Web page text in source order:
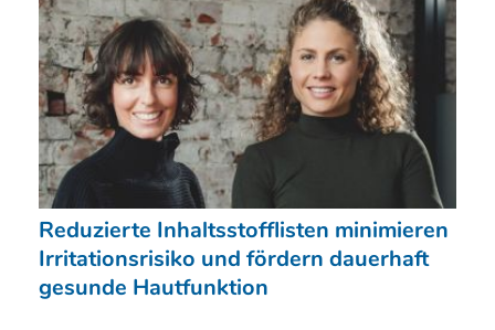
Reduzierte Inhaltsstofflisten minimieren
Irritationsrisiko und fördern dauerhaft
gesunde Hautfunktion